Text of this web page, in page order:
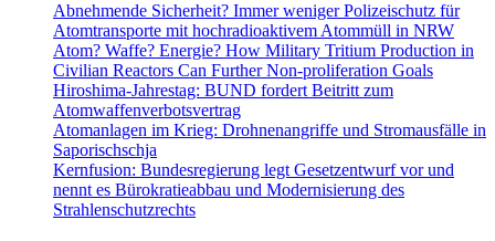
Abnehmende Sicherheit? Immer weniger Polizeischutz für
Atomtransporte mit hochradioaktivem Atommüll in NRW
Atom? Waffe? Energie? How Military Tritium Production in
Civilian Reactors Can Further Non-proliferation Goals
Hiroshima-Jahrestag: BUND fordert Beitritt zum
Atomwaffenverbotsvertrag
Atomanlagen im Krieg: Drohnenangriffe und Stromausfälle in
Saporischschja
Kernfusion: Bundesregierung legt Gesetzentwurf vor und
nennt es Bürokratieabbau und Modernisierung des
Strahlenschutzrechts